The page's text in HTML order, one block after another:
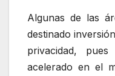
Algunas de las
destinado
privacidad,
acelerado en el